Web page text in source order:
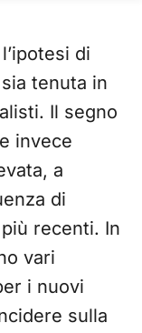
di
sia tenuta in
Il segno
invece
a
di
recenti. In
vari
i nuovi
sulla